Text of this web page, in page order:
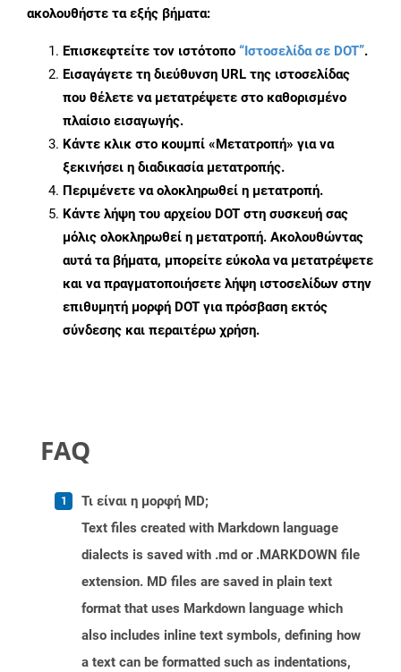
ακολουθήστε τα εξής βήματα:
Επισκεφτείτε τον ιστότοπο “Ιστοσελίδα σε DOT”.
Εισαγάγετε τη διεύθυνση URL της ιστοσελίδας
που θέλετε να μετατρέψετε στο καθορισμένο
πλαίσιο εισαγωγής.
Κάντε κλικ στο κουμπί «Μετατροπή» για να
ξεκινήσει η διαδικασία μετατροπής.
Περιμένετε να ολοκληρωθεί η μετατροπή.
Κάντε λήψη του αρχείου DOT στη συσκευή σας
μόλις ολοκληρωθεί η μετατροπή. Ακολουθώντας
αυτά τα βήματα, μπορείτε εύκολα να μετατρέψετε
και να πραγματοποιήσετε λήψη ιστοσελίδων στην
επιθυμητή μορφή DOT για πρόσβαση εκτός
σύνδεσης και περαιτέρω χρήση.
FAQ
Τι είναι η μορφή MD;
Text files created with Markdown language
dialects is saved with .md or .MARKDOWN file
extension. MD files are saved in plain text
format that uses Markdown language which
also includes inline text symbols, defining how
a text can be formatted such as indentations,